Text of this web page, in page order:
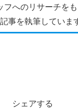
フへのリサーチを
事を執筆していま
シェアする